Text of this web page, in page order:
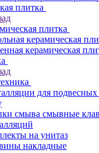
плитка
плитка
керамическая
керамическая
для подвесных
смыва смывные
на унитаз
накладные